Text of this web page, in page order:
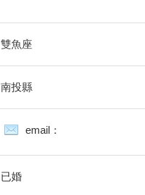
雙魚座
南投縣
email：
已婚